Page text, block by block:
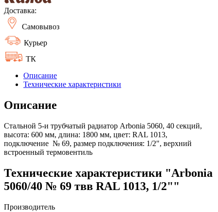
Доставка:
Самовывоз
Курьер
ТК
Описание
Технические характеристики
Описание
Стальной 5-и трубчатый радиатор Arbonia 5060, 40 секций,
высота: 600 мм, длина: 1800 мм, цвет: RAL 1013,
подключение № 69, размер подключения: 1/2", верхний
встроенный термовентиль
Технические характеристики "Arbonia
5060/40 № 69 твв RAL 1013, 1/2""
Производитель